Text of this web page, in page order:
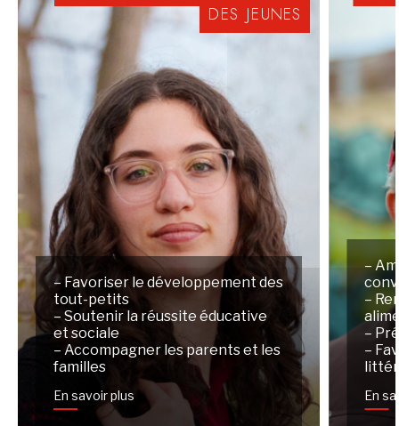
DES JEUNES
– Favoriser le développement des
tout-petits
– Soutenir la réussite éducative
et sociale
– Accompagner les parents et les
familles
En savoir plus
–
–
–
–
En